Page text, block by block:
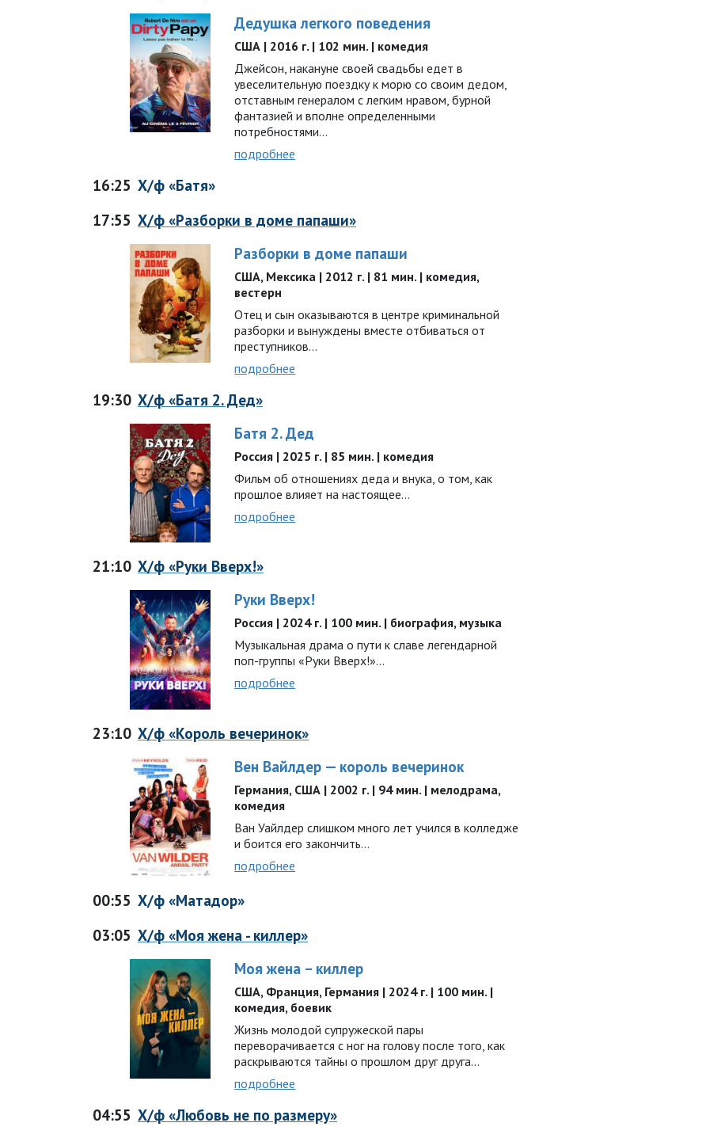
Дедушка легкого поведения
США | 2016 г. | 102 мин. | комедия
Джейсон, накануне своей свадьбы едет в
увеселительную поездку к морю со своим дедом,
отставным генералом с легким нравом, бурной
фантазией и вполне определенными
потребностями…
подробнее
16:25 Х/ф «Батя»
17:55 Х/ф «Разборки в доме папаши»
Разборки в доме папаши
США, Мексика | 2012 г. | 81 мин. | комедия,
вестерн
Отец и сын оказываются в центре криминальной
разборки и вынуждены вместе отбиваться от
преступников…
подробнее
19:30 Х/ф «Батя 2. Дед»
Батя 2. Дед
Россия | 2025 г. | 85 мин. | комедия
Фильм об отношениях деда и внука, о том, как
прошлое влияет на настоящее…
подробнее
21:10 Х/ф «Руки Вверх!»
Руки Вверх!
Россия | 2024 г. | 100 мин. | биография, музыка
Музыкальная драма о пути к славе легендарной
поп-группы «Руки Вверх!»…
подробнее
23:10 Х/ф «Король вечеринок»
Вен Вайлдер — король вечеринок
Германия, США | 2002 г. | 94 мин. | мелодрама,
комедия
Ван Уайлдер слишком много лет учился в колледже
и боится его закончить…
подробнее
00:55 Х/ф «Матадор»
03:05 Х/ф «Моя жена - киллер»
Моя жена – киллер
США, Франция, Германия | 2024 г. | 100 мин. |
комедия, боевик
Жизнь молодой супружеской пары
переворачивается с ног на голову после того, как
раскрываются тайны о прошлом друг друга…
подробнее
04:55 Х/ф «Любовь не по размеру»